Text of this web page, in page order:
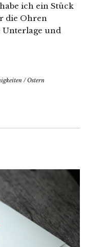
ich ein Stück
die Ohren
Unterlage und
/Ostern